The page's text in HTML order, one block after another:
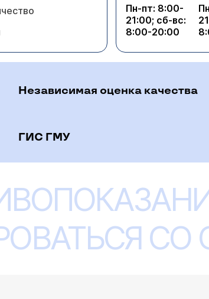
Пн-пт: 8:00-
21:00; сб-вс:
8:00-20:00
Независимая оценка качества
ГИС ГМУ